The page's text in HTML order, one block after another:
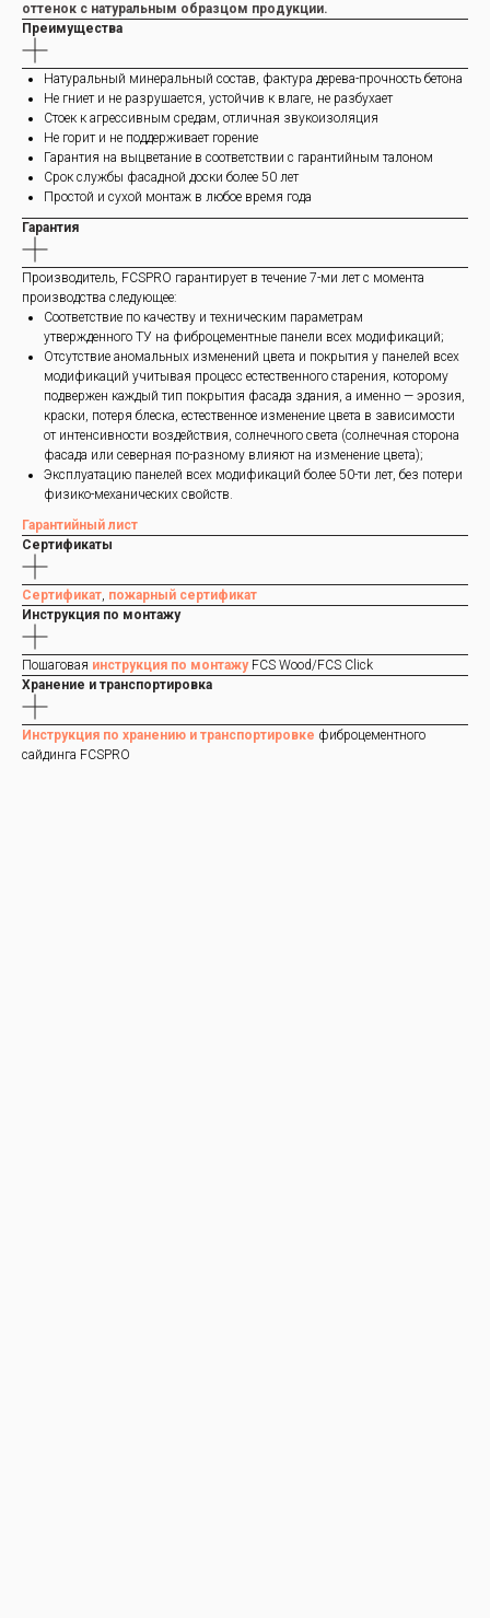
оттенок с натуральным образцом продукции.
Преимущества
Натуральный минеральный состав, фактура дерева-прочность бетона
Не гниет и не разрушается, устойчив к влаге, не разбухает
Стоек к агрессивным средам, отличная звукоизоляция
Не горит и не поддерживает горение
Гарантия на выцветание в соответствии с гарантийным талоном
Срок службы фасадной доски более 50 лет
Простой и сухой монтаж в любое время года
Гарантия
Производитель, FCSPRO гарантирует в течение 7-ми лет с момента
производства следующее:
Соответствие по качеству и техническим параметрам
утвержденного ТУ на фиброцементные панели всех модификаций;
Отсутствие аномальных изменений цвета и покрытия у панелей всех
модификаций учитывая процесс естественного старения, которому
подвержен каждый тип покрытия фасада здания, а именно — эрозия,
краски, потеря блеска, естественное изменение цвета в зависимости
от интенсивности воздействия, солнечного света (солнечная сторона
фасада или северная по-разному влияют на изменение цвета);
Эксплуатацию панелей всех модификаций более 50-ти лет, без потери
физико-механических свойств.
Гарантийный лист
Сертификаты
Сертификат, пожарный сертификат
Инструкция по монтажу
Пошаговая инструкция по монтажуFCS Wood/FCS Click
Хранение и транспортировка
Инструкция по хранению и транспортировке фиброцементного
сайдинга FCSPRO